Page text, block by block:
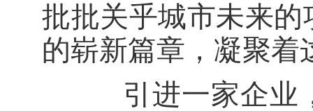
批批关乎城市未来
的崭新篇章，凝聚着
引进一家企业，